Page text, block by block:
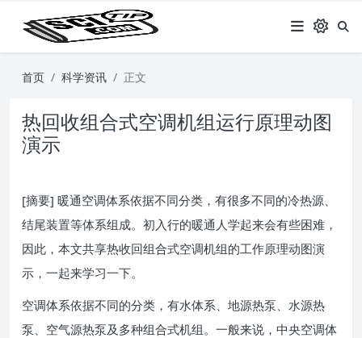
首页 科学资讯 正文
热回收组合式空调机组运行原理动图
演示
[摘要] 暖通空调体系依据不同分类，有很多不同的冷热源、
结尾装置等体系组成。初入行的暖通人学起来会有些困难，
因此，本文共享热收回组合式空调机组的工作原理动图演
示，一起来学习一下。
空调体系依据不同的分类，有水体系、地源热泵、水源热
泵、空气源热泵及多种组合式机组。一般来说，中央空调体